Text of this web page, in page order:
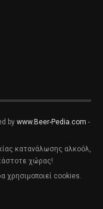
by www.Beer-Pedia.com -
κατανάλωσης αλκοόλ,
χώρας!
χρησιμοποιεί cookies.